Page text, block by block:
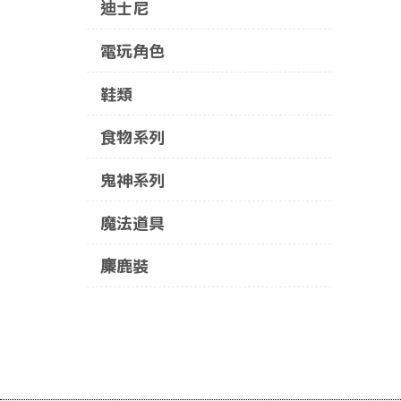
迪士尼
電玩角色
鞋類
食物系列
鬼神系列
魔法道具
麋鹿裝